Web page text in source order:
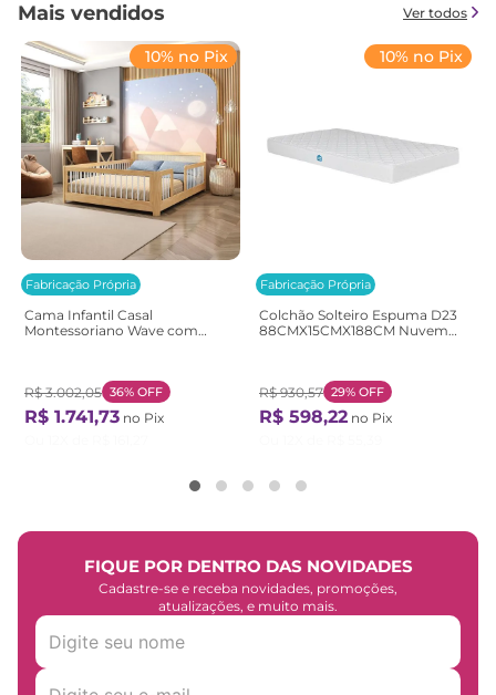
Mais vendidos Ver todos
Fabricação Própria
10% no Pix
Cama Infantil Casal
Montessoriano Wave com
Natural/Branco
R$ 3.002,05 36% OFF
R$ 1.741,73 no Pix
Fabricação Própria
10% no Pix
Colchão Solteiro Espuma D23
88CMX15CMX188CM Nuvem
R$ 930,57 29% OFF
R$ 598,22 no Pix
FIQUE POR DENTRO DAS NOVIDADES
Cadastre-se e receba novidades, promoções,
atualizações, e muito mais.